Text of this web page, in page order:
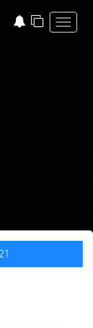
Toggle